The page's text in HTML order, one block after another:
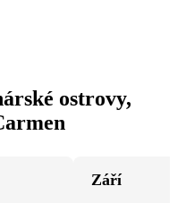
ostrovy,
Září